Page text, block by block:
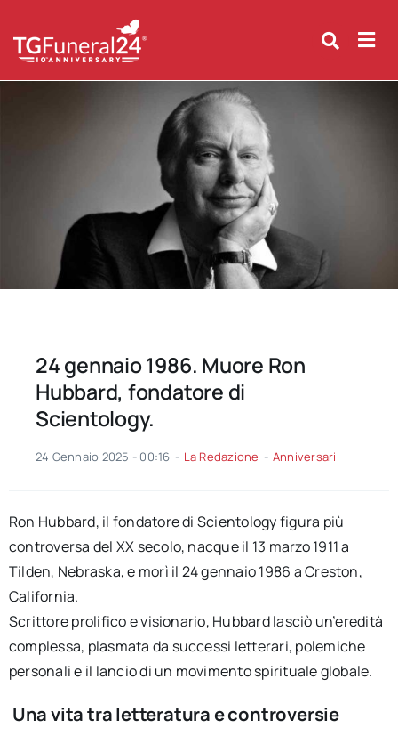
content
24 gennaio 1986. Muore Ron
Hubbard, fondatore di
Scientology.
24 Gennaio 2025 - 00:16 - La Redazione - Anniversari
Ron Hubbard, il fondatore di Scientology figura più
controversa del XX secolo, nacque il 13 marzo 1911 a
Tilden, Nebraska, e morì il 24 gennaio 1986 a Creston,
California.
Scrittore prolifico e visionario, Hubbard lasciò un’eredità
complessa, plasmata da successi letterari, polemiche
personali e il lancio di un movimento spirituale globale.
Una vita tra letteratura e controversie